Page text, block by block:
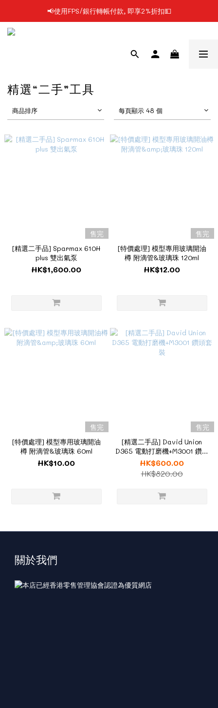
📢凡購物滿$199 順豐自提點免運費📦📦
📢使用FPS/銀行轉帳付款, 即享2%折扣💵
精選“二手”工具
商品排序 每頁顯示 48 個
售完
[精選二手品] Sparmax 610H
plus 雙出氣泵
HK$1,600.00
售完
[特價處理] 模型專用玻璃開油
樽 附滴管&玻璃珠 120ml
HK$12.00
售完
[特價處理] 模型專用玻璃開油
樽 附滴管&玻璃珠 60ml
HK$10.00
售完
[精選二手品] David Union
D365 電動打磨機+M3001 鑽頭
套裝
HK$600.00
HK$820.00
關於我們